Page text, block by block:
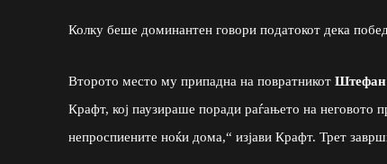
Колку беше доминантен говори податокот дека
Второто место му припадна на повратникот
Крафт, кој паузираше поради раѓањето на
непроспиените ноќи дома,“ изјави Крафт. Трет